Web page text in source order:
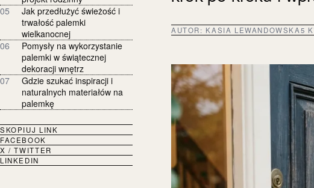
05
Jak przedłużyć świeżość i
trwałość palemki
wielkanocnej
06
Pomysły na wykorzystanie
palemki w świątecznej
dekoracji wnętrz
07
Gdzie szukać inspiracji i
naturalnych materiałów na
palemkę
SKOPIUJ LINK
FACEBOOK
X / TWITTER
LINKEDIN
AUTOR: KASIA LEWANDOWSKA5